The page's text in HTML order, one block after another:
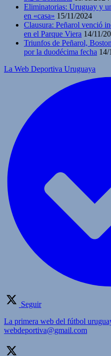
Eliminatorias: Uruguay y
en «casa» 15/11/2024
Clausura: Peñarol venció
en el Parque Viera 14/11/
Triunfos de Peñarol,
por la duodécima fecha 14/
La Web Deportiva Uruguaya
Seguir
La primera web del fútbol
webdeportiva@gmail.com